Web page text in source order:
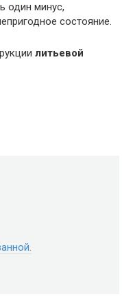
один минус,
состояние.
литьевой